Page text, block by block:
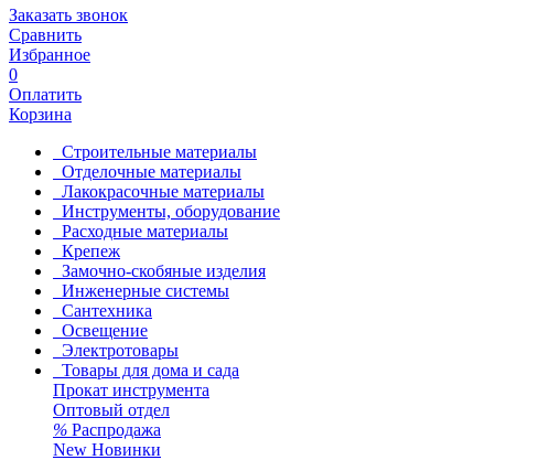
Заказать звонок
Сравнить
Избранное
0
Оплатить
Корзина
Строительные материалы
Отделочные материалы
Лакокрасочные материалы
Инструменты, оборудование
Расходные материалы
Крепеж
Замочно-скобяные изделия
Инженерные системы
Сантехника
Освещение
Электротовары
Товары для дома и сада
Прокат инструмента
Оптовый отдел
% Распродажа
New Новинки